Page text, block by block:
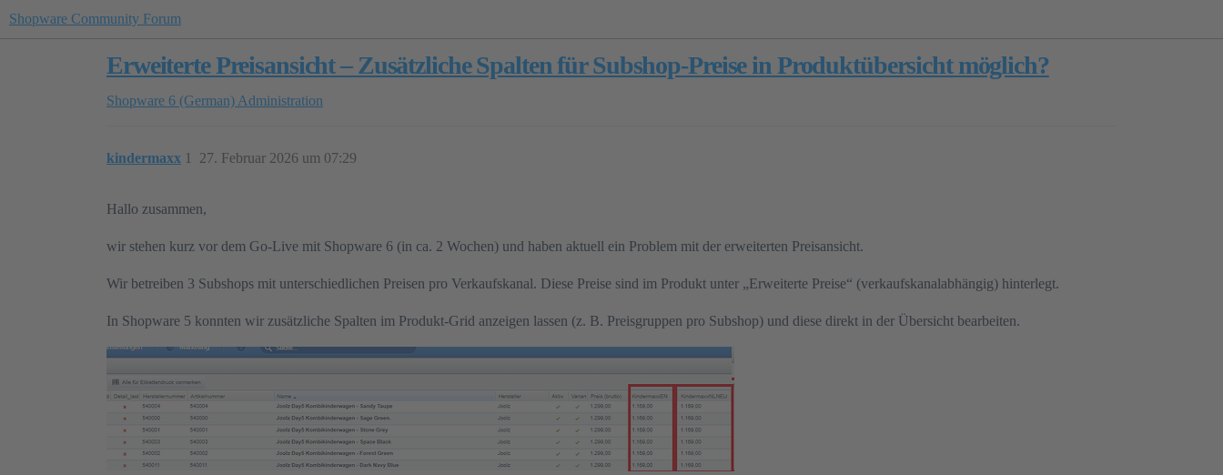
Shopware Community Forum
Erweiterte Preisansicht – Zusätzliche Spalten für Subshop-Preise in Produktübersicht möglich?
Shopware 6 (German) Administration
kindermaxx 27. Februar 2026 um 07:29
1
Hallo zusammen,
wir stehen kurz vor dem Go-Live mit Shopware 6 (in ca. 2 Wochen) und haben aktuell ein Problem mit der erweiterten Preisansicht.
Wir betreiben 3 Subshops mit unterschiedlichen Preisen pro Verkaufskanal. Diese Preise sind im Produkt unter „Erweiterte Preise“ (verkaufskanalabhängig) hinterlegt.
In Shopware 5 konnten wir zusätzliche Spalten im Produkt-Grid anzeigen lassen (z. B. Preisgruppen pro Subshop) und diese direkt in der Übersicht bearbeiten.